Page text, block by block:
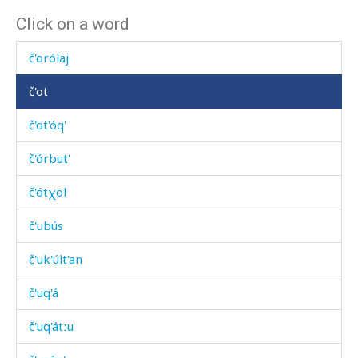
Click on a word
č'or
č'orólaj
č'ot
č'ot'óq'
č'órbut'
č'ótχol
č'ubús
č'uk'últ'an
č'uq'á
č'uq'átːu